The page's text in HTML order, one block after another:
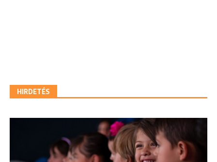
HIRDETÉS